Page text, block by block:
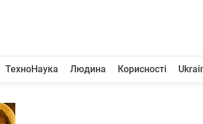
ТехноНаука Людина Корисності